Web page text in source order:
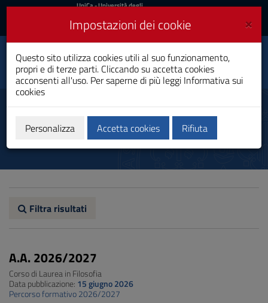
Vai
al
navigazione
sito
Footer
UniCa
Accedi
UniCa- Università degli
Accedi UniCA News
Toggle
navigation
Filosofia
Laurea
Percorso formativo
Filtra risultati
A.A. 2026/2027
Corso di Laurea in Filosofia
Data pubblicazione: 15 giugno 2026
Percorso formativo 2026/2027
×
Impostazioni dei cookie
Questo sito utilizza cookies utili al suo funzionamento,
propri e di terze parti. Cliccando su accetta cookies
acconsenti all'uso. Per saperne di più leggi Informativa sui
cookies
Personalizza Accetta cookies Rifiuta